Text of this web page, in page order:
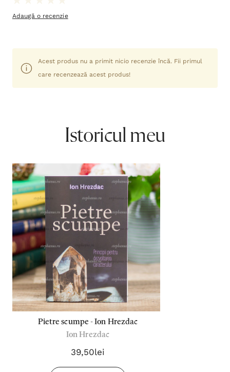
Adaugă o recenzie
Acest produs nu a primit nicio recenzie încă. Fii primul
care recenzează acest produs!
Istoricul meu
Pietre scumpe - Ion Hrezdac
Ion Hrezdac
39,50lei